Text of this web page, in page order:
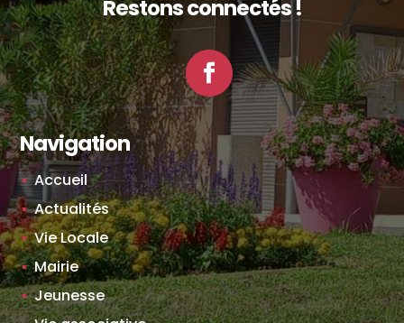
Restons connectés !
Facebook
Navigation
Accueil
Actualités
Vie Locale
Mairie
Jeunesse